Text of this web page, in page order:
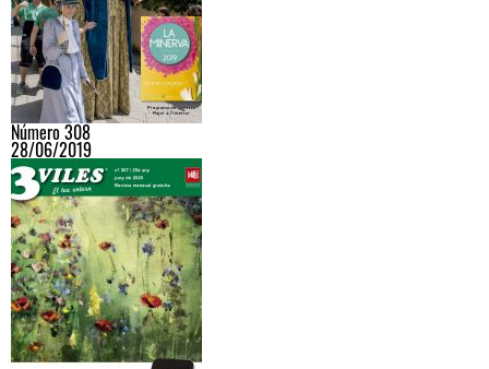
Número 308
28/06/2019